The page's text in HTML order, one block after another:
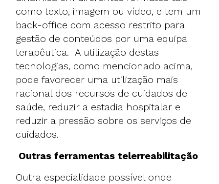
como texto, imagem ou vídeo, e tem um
back-office com acesso restrito para
gestão de conteúdos por uma equipa
terapêutica. A utilização destas
tecnologias, como mencionado acima,
pode favorecer uma utilização mais
racional dos recursos de cuidados de
saúde, reduzir a estadia hospitalar e
reduzir a pressão sobre os serviços de
cuidados.
Outras ferramentas telerreabilitação
Outra especialidade possível onde